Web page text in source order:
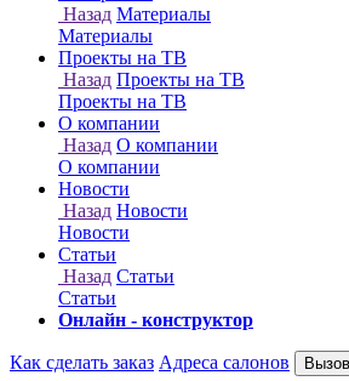
Онлайн - конструктор
Как сделать заказ Адреса салонов